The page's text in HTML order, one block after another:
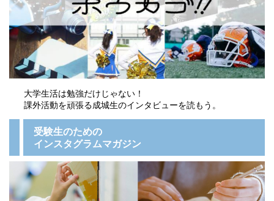
大学生活は勉強だけじゃない！
課外活動を頑張る成城生のインタビューを読もう。
受験生のための
インスタグラムマガジン